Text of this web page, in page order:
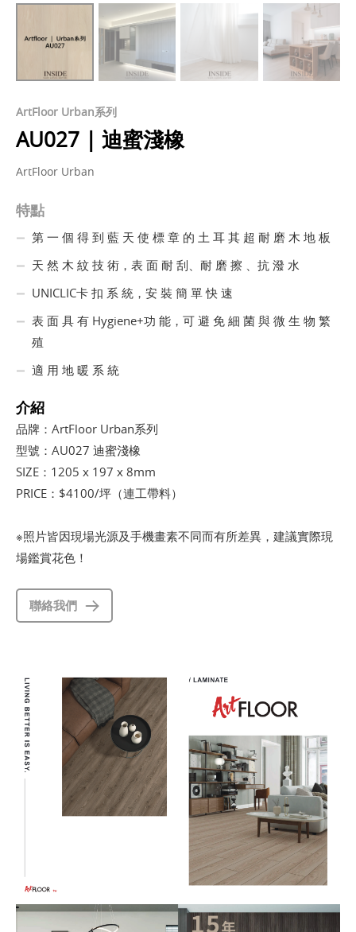
ArtFloor Urban系列
AU027 | 迪蜜淺橡
ArtFloor Urban
特點
第 一 個 得 到 藍 天 使 標 章 的 土 耳 其 超 耐 磨 木 地 板
天 然 木 紋 技 術，表 面 耐 刮、耐 磨 擦 、抗 潑 水
UNICLIC卡 扣 系 統，安 裝 簡 單 快 速
表 面 具 有 Hygiene+功 能，可 避 免 細 菌 與 微 生 物 繁
殖
適 用 地 暖 系 統
介紹
品牌：ArtFloor Urban系列
型號：AU027 迪蜜淺橡
SIZE：1205 x 197 x 8mm
PRICE：$4100/坪（連工帶料）
※照片皆因現場光源及手機畫素不同而有所差異，建議實際現
場鑑賞花色！
聯絡我們